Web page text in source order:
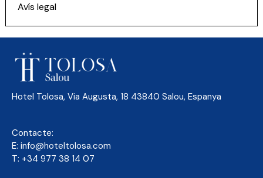
Avís legal
Hotel Tolosa, Via Augusta, 18 43840 Salou, Espanya
Contacte:
E: info@hoteltolosa.com
T: +34 977 38 14 07